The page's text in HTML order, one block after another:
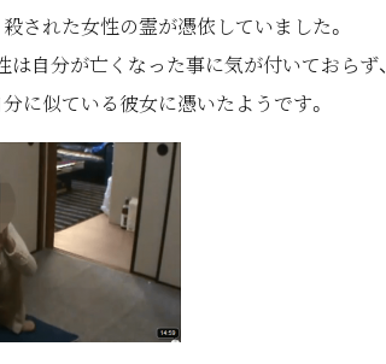
された女性の霊が憑依していました。
は自分が亡くなった事に気が付いておらず、
に似ている彼女に憑いたようです。